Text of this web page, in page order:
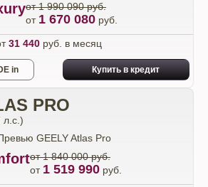
от 1 990 090 руб.
от 1 670 080 руб.
31 440руб. в месяц
in Купить в кредит
PRO
л.с.)
от 1 840 000 руб.
от 1 519 990 руб.